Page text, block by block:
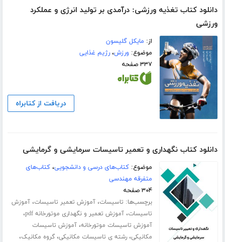
دانلود کتاب تغذیه ورزشی: درآمدی بر تولید انرژی و عملکرد
ورزشی
از: مایکل گلیسون
موضوع: ورزش،رژیم غذایی
۳۳۷ صفحه
دریافت از کتابراه
دانلود کتاب نگهداری و تعمیر تاسیسات سرمایشی و گرمایشی
موضوع:کتاب‌های درسی و دانشجویی،کتاب‌های
متفرقه مهندسی
۳۰۴ صفحه
برچسب‌ها: تاسیسات،آموزش تعمیر تاسیسات،آموزش
تاسیسات،آموزش تعمیر و نگهداری موتورخانه pdf ،
آموزش تاسیسات موتورخانه،آموزش تاسیسات
مکانیکی،رشته ی تاسیسات مکانیکی،گروه مکانیک،